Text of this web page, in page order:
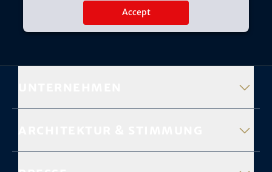
Accept